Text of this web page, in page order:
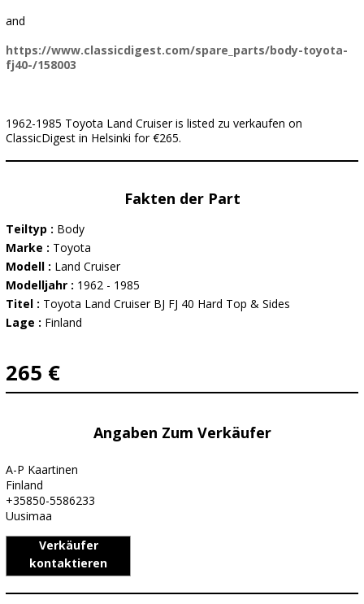
and
https://www.classicdigest.com/spare_parts/body-toyota-
fj40-/158003
1962-1985 Toyota Land Cruiser is listed zu verkaufen on
ClassicDigest in Helsinki for €265.
Fakten der Part
Teiltyp : Body
Marke : Toyota
Modell : Land Cruiser
Modelljahr : 1962 - 1985
Titel : Toyota Land Cruiser BJ FJ 40 Hard Top & Sides
Lage : Finland
265 €
Angaben Zum Verkäufer
A-P Kaartinen
Finland
+35850-5586233
Uusimaa
Verkäufer
kontaktieren